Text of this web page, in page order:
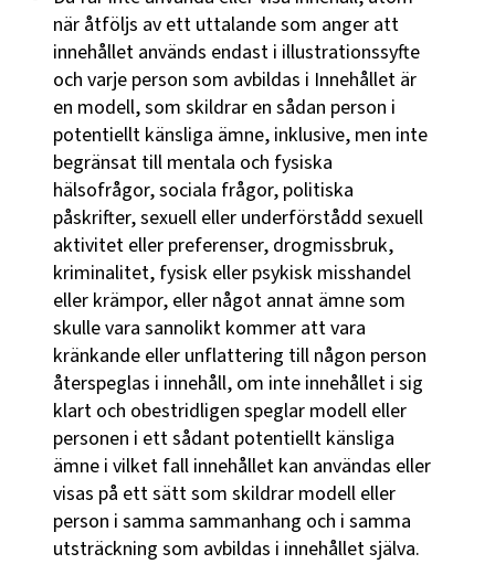
när åtföljs av ett uttalande som anger att
innehållet används endast i illustrationssyfte
och varje person som avbildas i Innehållet är
en modell, som skildrar en sådan person i
potentiellt känsliga ämne, inklusive, men inte
begränsat till mentala och fysiska
hälsofrågor, sociala frågor, politiska
påskrifter, sexuell eller underförstådd sexuell
aktivitet eller preferenser, drogmissbruk,
kriminalitet, fysisk eller psykisk misshandel
eller krämpor, eller något annat ämne som
skulle vara sannolikt kommer att vara
kränkande eller unflattering till någon person
återspeglas i innehåll, om inte innehållet i sig
klart och obestridligen speglar modell eller
personen i ett sådant potentiellt känsliga
ämne i vilket fall innehållet kan användas eller
visas på ett sätt som skildrar modell eller
person i samma sammanhang och i samma
utsträckning som avbildas i innehållet själva.